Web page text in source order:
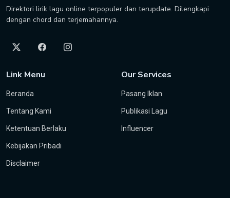
Direktori lirik lagu online terpopuler dan terupdate. Dilengkapi
dengan chord dan terjemahannya.
Link Menu
Beranda
Tentang Kami
Ketentuan Berlaku
Kebijakan Pribadi
Disclaimer
Our Services
Pasang Iklan
Publikasi Lagu
Influencer